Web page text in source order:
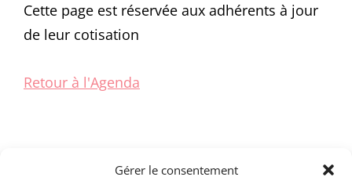
Gérer le consentement
Cette page est réservée aux adhérents à jour
de leur cotisation
Retour à l'Agenda